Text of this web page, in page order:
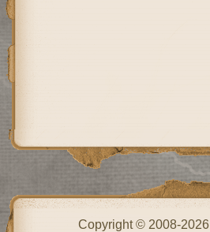
Copyright © 2008-2026